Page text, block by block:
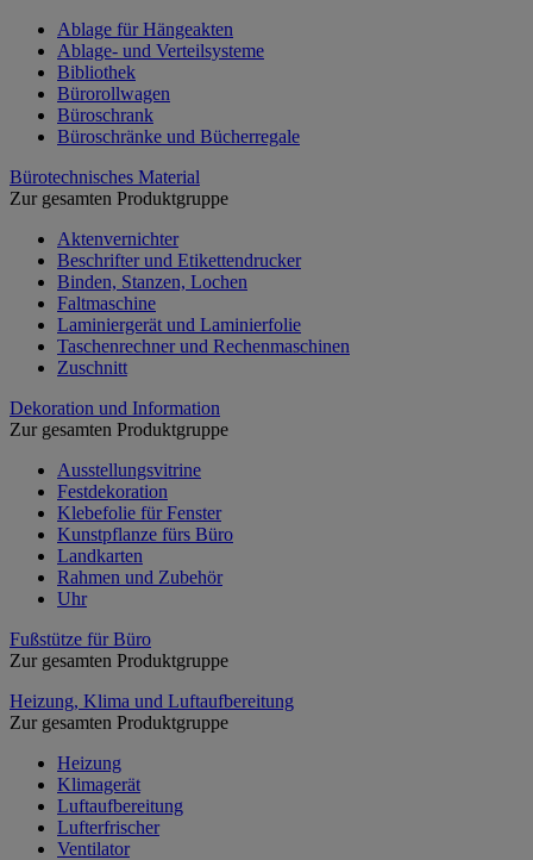
Ablage für Hängeakten
Ablage- und Verteilsysteme
Bibliothek
Bürorollwagen
Büroschrank
Büroschränke und Bücherregale
Bürotechnisches Material
Zur gesamten Produktgruppe
Aktenvernichter
Beschrifter und Etikettendrucker
Binden, Stanzen, Lochen
Faltmaschine
Laminiergerät und Laminierfolie
Taschenrechner und Rechenmaschinen
Zuschnitt
Dekoration und Information
Zur gesamten Produktgruppe
Ausstellungsvitrine
Festdekoration
Klebefolie für Fenster
Kunstpflanze fürs Büro
Landkarten
Rahmen und Zubehör
Uhr
Fußstütze für Büro
Zur gesamten Produktgruppe
Heizung, Klima und Luftaufbereitung
Zur gesamten Produktgruppe
Heizung
Klimagerät
Luftaufbereitung
Lufterfrischer
Ventilator